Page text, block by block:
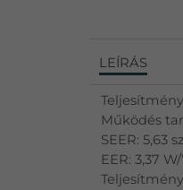
LEÍRÁS
Működés
SEER: 5,63
EER: 3,37